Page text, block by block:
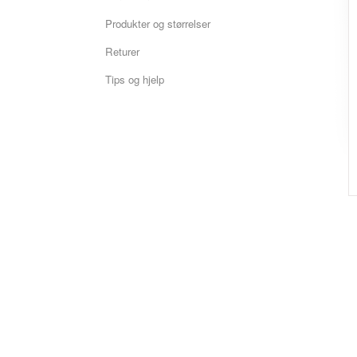
Produkter og størrelser
Returer
Tips og hjelp